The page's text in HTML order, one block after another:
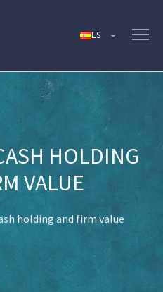
HOLDING
VALUE
holding and firm value